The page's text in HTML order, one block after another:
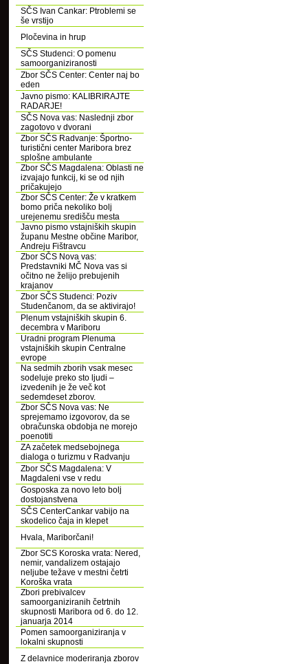
SČS Ivan Cankar: Ptroblemi se
še vrstijo
Pločevina in hrup
SČS Studenci: O pomenu
samoorganiziranosti
Zbor SČS Center: Center naj bo
eden
Javno pismo: KALIBRIRAJTE
RADARJE!
SČS Nova vas: Naslednji zbor
zagotovo v dvorani
Zbor SČS Radvanje: Športno-
turistični center Maribora brez
splošne ambulante
Zbor SČS Magdalena: Oblasti ne
izvajajo funkcij, ki se od njih
pričakujejo
Zbor SČS Center: Že v kratkem
bomo priča nekoliko bolj
urejenemu središču mesta
Javno pismo vstajniških skupin
županu Mestne občine Maribor,
Andreju Fištravcu
Zbor SČS Nova vas:
Predstavniki MČ Nova vas si
očitno ne želijo prebujenih
krajanov
Zbor SČS Studenci: Poziv
Studenčanom, da se aktivirajo!
Plenum vstajniških skupin 6.
decembra v Mariboru
Uradni program Plenuma
vstajniških skupin Centralne
evrope
Na sedmih zborih vsak mesec
sodeluje preko sto ljudi –
izvedenih je že več kot
sedemdeset zborov.
Zbor SČS Nova vas: Ne
sprejemamo izgovorov, da se
obračunska obdobja ne morejo
poenotiti
ZA začetek medsebojnega
dialoga o turizmu v Radvanju
Zbor SČS Magdalena: V
Magdaleni vse v redu
Gosposka za novo leto bolj
dostojanstvena
SČS CenterCankar vabijo na
skodelico čaja in klepet
Hvala, Mariborčani!
Zbor SCS Koroska vrata: Nered,
nemir, vandalizem ostajajo
neljube težave v mestni četrti
Koroška vrata
Zbori prebivalcev
samoorganiziranih četrtnih
skupnosti Maribora od 6. do 12.
januarja 2014
Pomen samoorganiziranja v
lokalni skupnosti
Z delavnice moderiranja zborov